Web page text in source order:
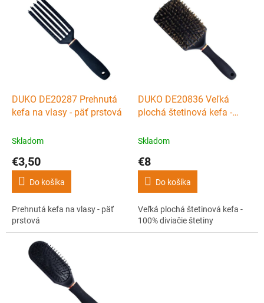
DUKO DE20287 Prehnutá
kefa na vlasy - päť prstová
Skladom
€3,50
Do košíka
Prehnutá kefa na vlasy - päť
prstová
DUKO DE20836 Veľká
plochá štetinová kefa -
Skladom
€8
Do košíka
Veľká plochá štetinová kefa -
100% diviačie štetiny